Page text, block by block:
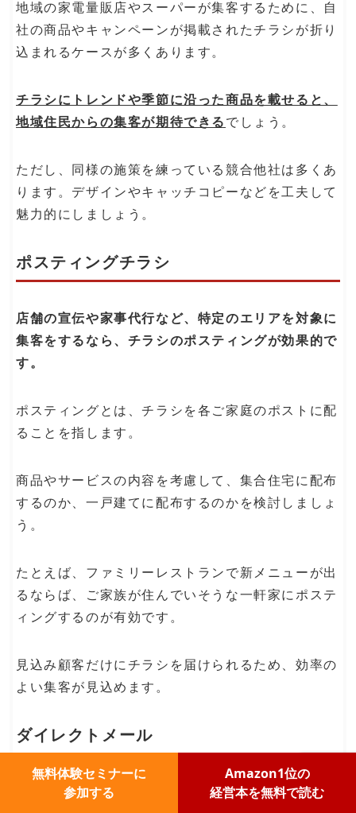
地域の家電量販店やスーパーが集客するために、自
社の商品やキャンペーンが掲載されたチラシが折り
込まれるケースが多くあります。
チラシにトレンドや季節に沿った商品を載せると、
地域住民からの集客が期待できる でしょう。
ただし、同様の施策を練っている競合他社は多くあ
ります。デザインやキャッチコピーなどを工夫して
魅力的にしましょう。
ポスティングチラシ
店舗の宣伝や家事代行など、特定のエリアを対象に
集客をするなら、チラシのポスティングが効果的で
す。
ポスティングとは、チラシを各ご家庭のポストに配
ることを指します。
商品やサービスの内容を考慮して、集合住宅に配布
するのか、一戸建てに配布するのかを検討しましょ
う。
たとえば、ファミリーレストランで新メニューが出
るならば、ご家族が住んでいそうな一軒家にポステ
ィングするのが有効です。
見込み顧客だけにチラシを届けられるため、効率の
よい集客が見込めます。
ダイレクトメール
ダイレクトメール（DM）とは、企業が個人宛に送
無料体験セミナーに
参加する
Amazon1位の
経営本を無料で読む